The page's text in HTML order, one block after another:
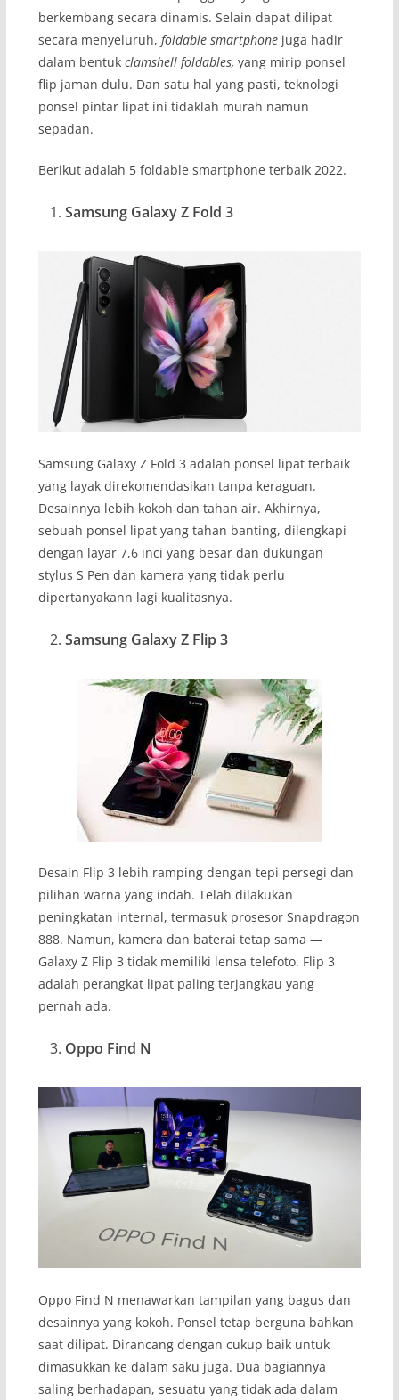
berkembang secara dinamis. Selain dapat dilipat
secara menyeluruh, foldable smartphone juga hadir
dalam bentuk clamshell foldables, yang mirip ponsel
flip jaman dulu. Dan satu hal yang pasti, teknologi
ponsel pintar lipat ini tidaklah murah namun
sepadan.
Berikut adalah 5 foldable smartphone terbaik 2022.
Samsung Galaxy Z Fold 3
Samsung Galaxy Z Fold 3 adalah ponsel lipat terbaik
yang layak direkomendasikan tanpa keraguan.
Desainnya lebih kokoh dan tahan air. Akhirnya,
sebuah ponsel lipat yang tahan banting, dilengkapi
dengan layar 7,6 inci yang besar dan dukungan
stylus S Pen dan kamera yang tidak perlu
dipertanyakann lagi kualitasnya.
Samsung Galaxy Z Flip 3
Desain Flip 3 lebih ramping dengan tepi persegi dan
pilihan warna yang indah. Telah dilakukan
peningkatan internal, termasuk prosesor Snapdragon
888. Namun, kamera dan baterai tetap sama —
Galaxy Z Flip 3 tidak memiliki lensa telefoto. Flip 3
adalah perangkat lipat paling terjangkau yang
pernah ada.
Oppo Find N
Oppo Find N menawarkan tampilan yang bagus dan
desainnya yang kokoh. Ponsel tetap berguna bahkan
saat dilipat. Dirancang dengan cukup baik untuk
dimasukkan ke dalam saku juga. Dua bagiannya
saling berhadapan, sesuatu yang tidak ada dalam